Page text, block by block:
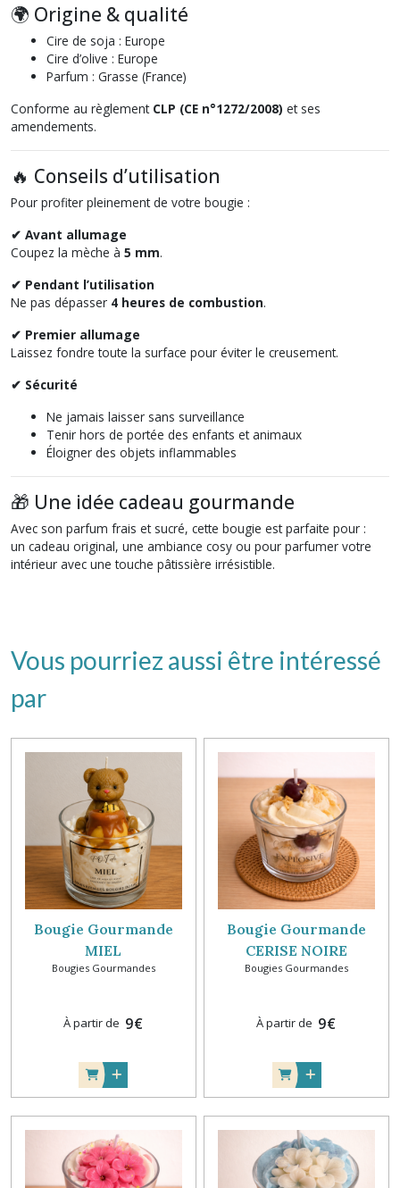
🌍 Origine & qualité
Cire de soja : Europe
Cire d’olive : Europe
Parfum : Grasse (France)
Conforme au règlement CLP (CE n°1272/2008) et ses
amendements.
🔥 Conseils d’utilisation
Pour profiter pleinement de votre bougie :
✔ Avant allumage
Coupez la mèche à 5 mm.
✔ Pendant l’utilisation
Ne pas dépasser 4 heures de combustion.
✔ Premier allumage
Laissez fondre toute la surface pour éviter le creusement.
✔ Sécurité
Ne jamais laisser sans surveillance
Tenir hors de portée des enfants et animaux
Éloigner des objets inflammables
🎁 Une idée cadeau gourmande
Avec son parfum frais et sucré, cette bougie est parfaite pour :
un cadeau original, une ambiance cosy ou pour parfumer votre
intérieur avec une touche pâtissière irrésistible.
Vous pourriez aussi être intéressé
par
Bougie Gourmande
MIEL
Bougies Gourmandes
À partir de 9€
Bougie Gourmande
CERISE NOIRE
EXPLOSIVE
Bougies Gourmandes
À partir de 9€